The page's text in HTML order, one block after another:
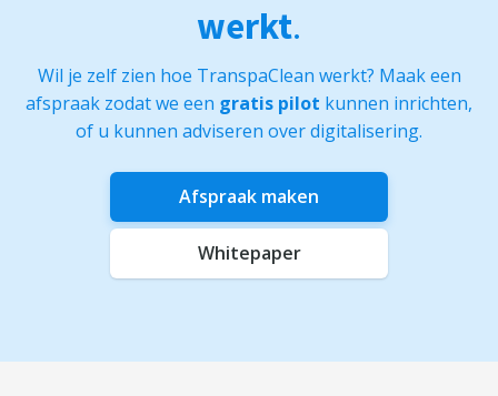
werkt.
Wil je zelf zien hoe TranspaClean werkt? Maak een
afspraak zodat we een gratis pilot kunnen inrichten,
of u kunnen adviseren over digitalisering.
Afspraak maken
Whitepaper